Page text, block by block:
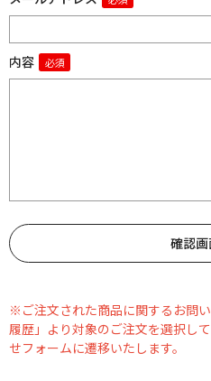
内容
※ご注文された商品に関するお問
履歴」より対象のご注文を選択し
せフォームに遷移いたします。